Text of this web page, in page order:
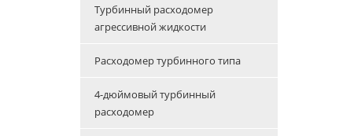
Турбинный расходомер
агрессивной жидкости
Расходомер турбинного типа
4-дюймовый турбинный
расходомер